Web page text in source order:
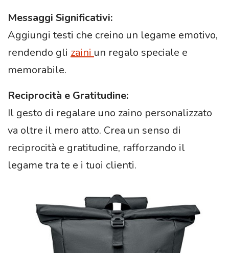
Messaggi Significativi:
Aggiungi testi che creino un legame emotivo,
rendendo gli zaini un regalo speciale e
memorabile.
Reciprocità e Gratitudine:
Il gesto di regalare uno zaino personalizzato
va oltre il mero atto. Crea un senso di
reciprocità e gratitudine, rafforzando il
legame tra te e i tuoi clienti.